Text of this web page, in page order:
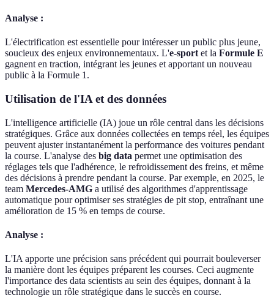
Analyse :
L'électrification est essentielle pour intéresser un public plus jeune,
soucieux des enjeux environnementaux. L'e-sport et la Formule E
gagnent en traction, intégrant les jeunes et apportant un nouveau
public à la Formule 1.
Utilisation de l'IA et des données
L'intelligence artificielle (IA) joue un rôle central dans les décisions
stratégiques. Grâce aux données collectées en temps réel, les équipes
peuvent ajuster instantanément la performance des voitures pendant
la course. L'analyse des big data permet une optimisation des
réglages tels que l'adhérence, le refroidissement des freins, et même
des décisions à prendre pendant la course. Par exemple, en 2025, le
team Mercedes-AMG a utilisé des algorithmes d'apprentissage
automatique pour optimiser ses stratégies de pit stop, entraînant une
amélioration de 15 % en temps de course.
Analyse :
L'IA apporte une précision sans précédent qui pourrait bouleverser
la manière dont les équipes préparent les courses. Ceci augmente
l'importance des data scientists au sein des équipes, donnant à la
technologie un rôle stratégique dans le succès en course.